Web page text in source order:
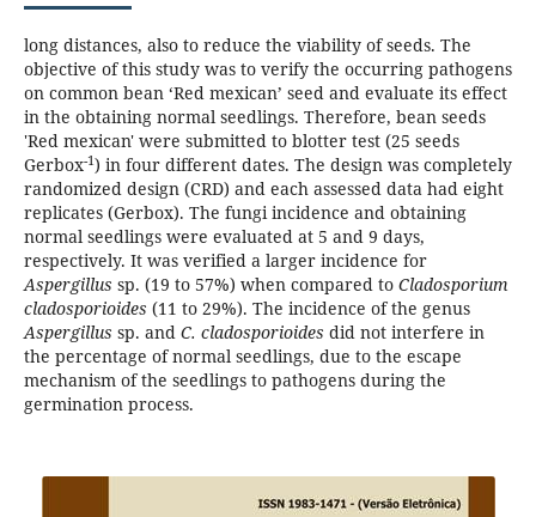
long distances, also to reduce the viability of seeds. The
objective of this study was to verify the occurring pathogens
on common bean ‘Red mexican’ seed and evaluate its effect
in the obtaining normal seedlings. Therefore, bean seeds
'Red mexican' were submitted to blotter test (25 seeds
Gerbox-1) in four different dates. The design was completely
randomized design (CRD) and each assessed data had eight
replicates (Gerbox). The fungi incidence and obtaining
normal seedlings were evaluated at 5 and 9 days,
respectively. It was verified a larger incidence for
Aspergillus sp. (19 to 57%) when compared to Cladosporium
cladosporioides (11 to 29%). The incidence of the genus
Aspergillus sp. and C. cladosporioides did not interfere in
the percentage of normal seedlings, due to the escape
mechanism of the seedlings to pathogens during the
germination process.